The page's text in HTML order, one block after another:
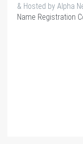
& Hosted by Alpha
Name Registration